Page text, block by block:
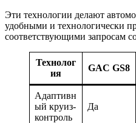
Эти технологии делают
удобными и технологически
соответствующими запросам
Технолог
ия
GAC GS8
Адаптивн
ый круиз-
контроль
Да